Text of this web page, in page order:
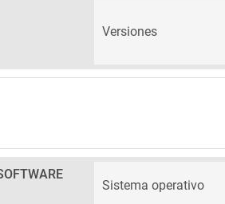
Versiones
Sistema operativo